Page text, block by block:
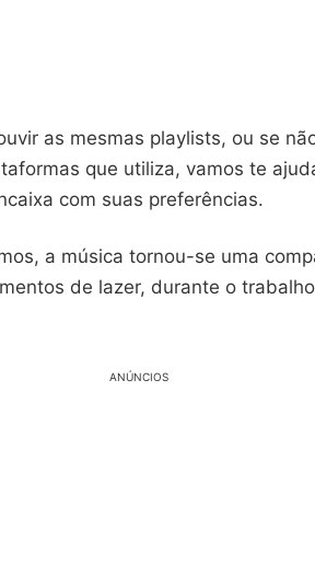
as mesmas playlists, ou se
que utiliza, vamos te
com suas preferências.
a música tornou-se uma
de lazer, durante o
ANÚNCIOS